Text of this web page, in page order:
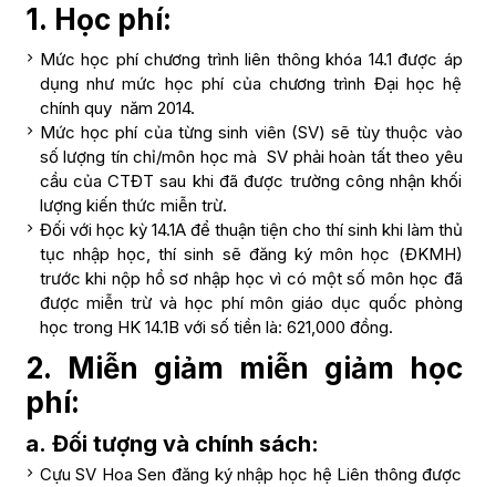
1. Học phí:
Mức học phí chương trình liên thông khóa 14.1 được áp
dụng như mức học phí của chương trình Đại học hệ
chính quy năm 2014.
Mức học phí của từng sinh viên (SV) sẽ tùy thuộc vào
số lượng tín chỉ/môn học mà SV phải hoàn tất theo yêu
cầu của CTĐT sau khi đã được trường công nhận khối
lượng kiến thức miễn trừ.
Đối với học kỳ 14.1A để thuận tiện cho thí sinh khi làm thủ
tục nhập học, thí sinh sẽ đăng ký môn học (ĐKMH)
trước khi nộp hồ sơ nhập học vì có một số môn học đã
được miễn trừ và học phí môn giáo dục quốc phòng
học trong HK 14.1B với số tiền là: 621,000 đồng.
2. Miễn giảm miễn giảm học
phí:
a. Đối tượng và chính sách:
Cựu SV Hoa Sen đăng ký nhập học hệ Liên thông được